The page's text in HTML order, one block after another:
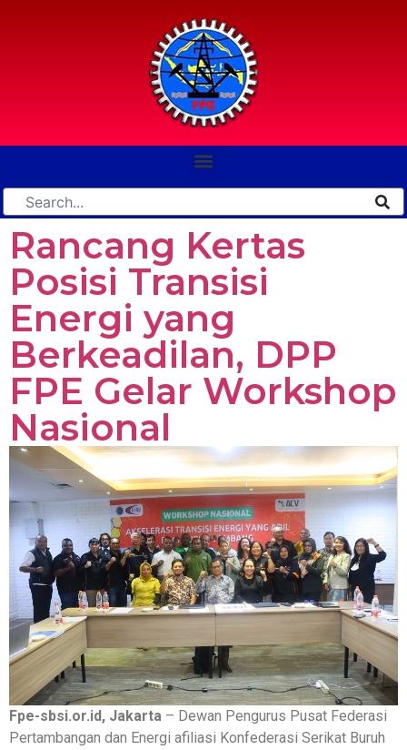
Rancang Kertas
Posisi Transisi
Energi yang
Berkeadilan, DPP
FPE Gelar Workshop
Nasional
Fpe-sbsi.or.id, Jakarta – Dewan Pengurus Pusat Federasi
Pertambangan dan Energi afiliasi Konfederasi Serikat Buruh